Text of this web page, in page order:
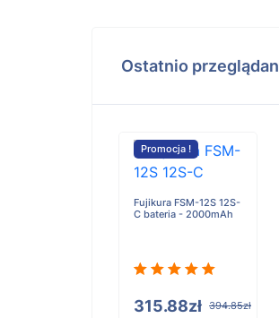
Ostatnio
Promocja !
Fujikura FSM-12S 12S-
C bateria - 2000mAh
315.88zł 394.85zł